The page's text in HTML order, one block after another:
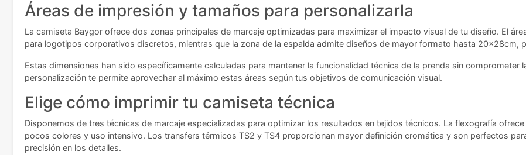
Áreas de impresión y tamaños para personalizarla
La camiseta Baygor ofrece dos zonas principales de marcaje optimizadas para maximizar el impacto visual de tu diseño. El
para logotipos corporativos discretos, mientras que la zona de la espalda admite diseños de mayor formato hasta 20x28cm,
Estas dimensiones han sido específicamente calculadas para mantener la funcionalidad técnica de la prenda sin
personalización te permite aprovechar al máximo estas áreas según tus objetivos de comunicación visual.
Elige cómo imprimir tu camiseta técnica
Disponemos de tres técnicas de marcaje especializadas para optimizar los resultados en tejidos técnicos. La flexografía
pocos colores y uso intensivo. Los transfers térmicos TS2 y TS4 proporcionan mayor definición cromática y son perfectos
precisión en los detalles.